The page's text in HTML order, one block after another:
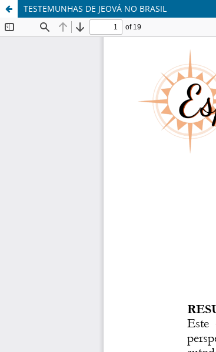
TESTEMUNHAS DE JEOVÁ NO BRASIL